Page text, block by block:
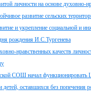
личности на основе духовно-
развитие сельских
и укрепление социальной и
рождения И.С.Тургенева
нравственных качеств
СОШ начал функционировать
детей, оставшихся без попечения